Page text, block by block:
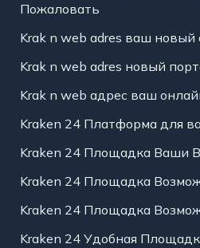
Пожаловать
Krak n web adres ваш новый
Krak n web adres новый
Krak n web адрес ваш
Kraken 24 Платформа для
Kraken 24 Площадка Ваши
Kraken 24 Площадка
Kraken 24 Площадка
Kraken 24 Удобная